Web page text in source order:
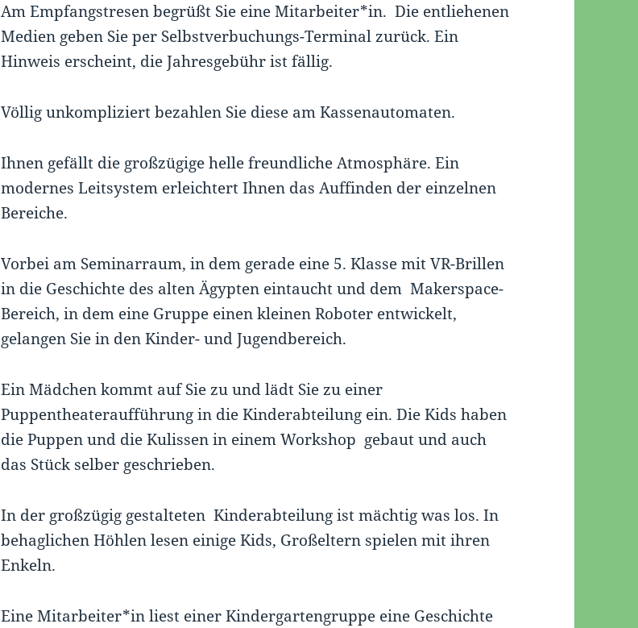
Am Empfangstresen begrüßt Sie eine Mitarbeiter*in. Die entliehenen
Medien geben Sie per Selbstverbuchungs-Terminal zurück. Ein
Hinweis erscheint, die Jahresgebühr ist fällig.
Völlig unkompliziert bezahlen Sie diese am Kassenautomaten.
Ihnen gefällt die großzügige helle freundliche Atmosphäre. Ein
modernes Leitsystem erleichtert Ihnen das Auffinden der einzelnen
Bereiche.
Vorbei am Seminarraum, in dem gerade eine 5. Klasse mit VR-Brillen
in die Geschichte des alten Ägypten eintaucht und dem Makerspace-
Bereich, in dem eine Gruppe einen kleinen Roboter entwickelt,
gelangen Sie in den Kinder- und Jugendbereich.
Ein Mädchen kommt auf Sie zu und lädt Sie zu einer
Puppentheateraufführung in die Kinderabteilung ein. Die Kids haben
die Puppen und die Kulissen in einem Workshop gebaut und auch
das Stück selber geschrieben.
In der großzügig gestalteten Kinderabteilung ist mächtig was los. In
behaglichen Höhlen lesen einige Kids, Großeltern spielen mit ihren
Enkeln.
Eine Mitarbeiter*in liest einer Kindergartengruppe eine Geschichte